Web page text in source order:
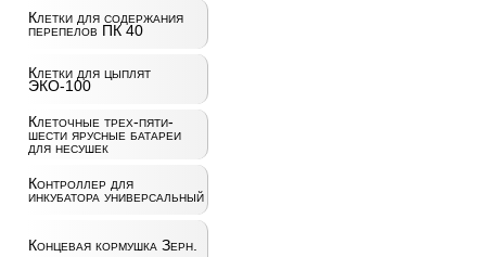
Клетки для содержания
перепелов ПК 40
Клетки для цыплят
ЭКО-100
Клеточные трех-пяти-
шести ярусные батареи
для несушек
Контроллер для
инкубатора универсальный
Концевая кормушка Зерн.